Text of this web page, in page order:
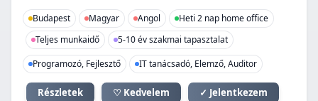
Budapest Magyar Angol
Heti 2 nap home office
Teljes munkaidő
5-10 év szakmai tapasztalat
Programozó, Fejlesztő
IT tanácsadó, Elemző, Auditor
Részletek ♡ Kedvelem ✓ Jelentkezem